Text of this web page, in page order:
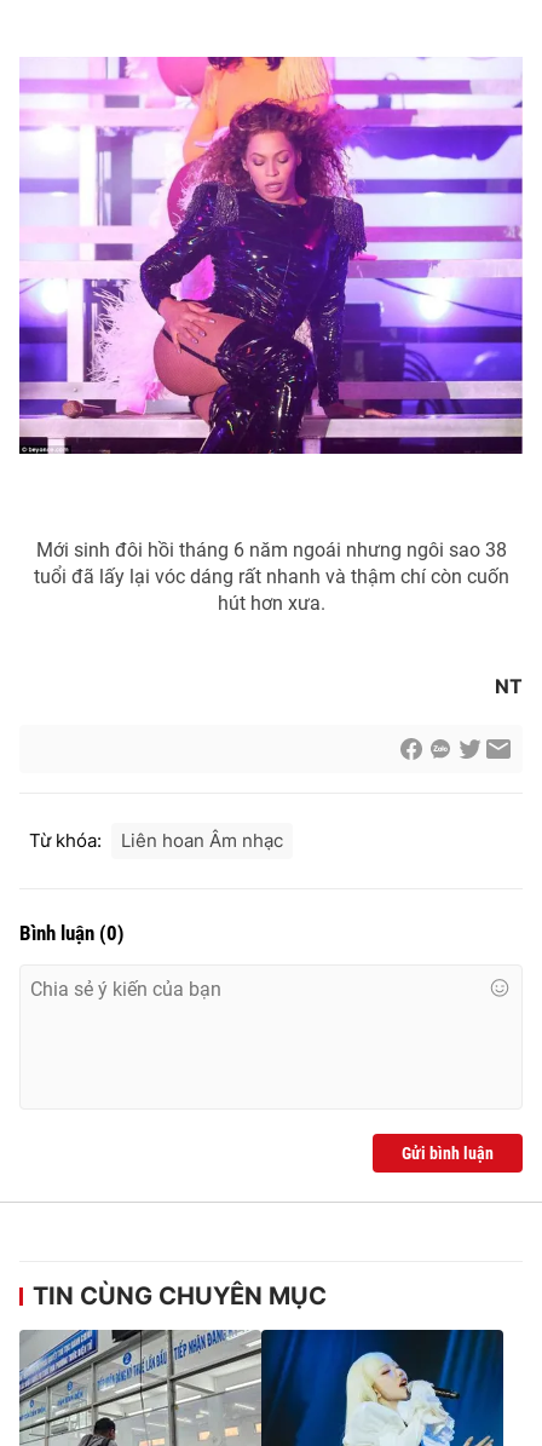
Mới sinh đôi hồi tháng 6 năm ngoái nhưng ngôi sao 38
tuổi đã lấy lại vóc dáng rất nhanh và thậm chí còn cuốn
hút hơn xưa.
NT
Từ khóa: Liên hoan Âm nhạc
Bình luận (0)
Gửi bình luận
TIN CÙNG CHUYÊN MỤC